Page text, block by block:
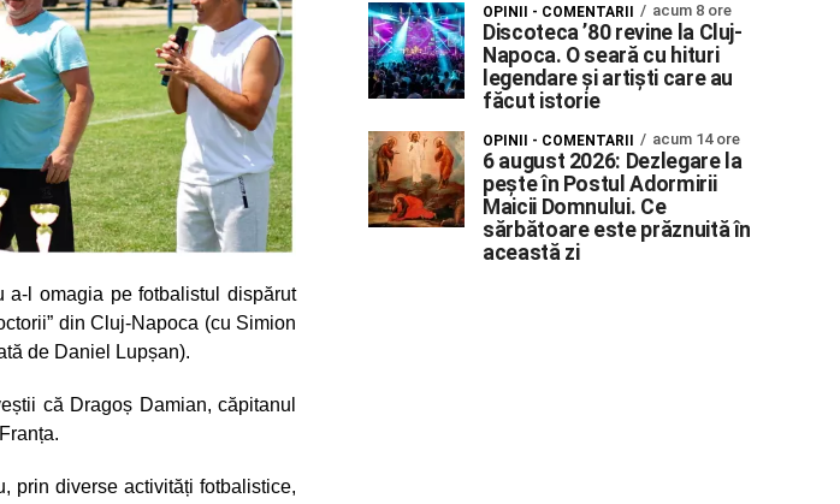
l omagia pe fotbalistul dispărut
din Cluj-Napoca (cu Simion
de Daniel Lupșan).
că Dragoș Damian, căpitanul
prin diverse activități fotbalistice,
OPINII - COMENTARII acum 8 ore
Discoteca ’80 revine la Cluj-
Napoca. O seară cu hituri
legendare și artiști care au
făcut istorie
OPINII - COMENTARII acum 14 ore
6 august 2026: Dezlegare la
pește în Postul Adormirii
Maicii Domnului. Ce
sărbătoare este prăznuită în
această zi